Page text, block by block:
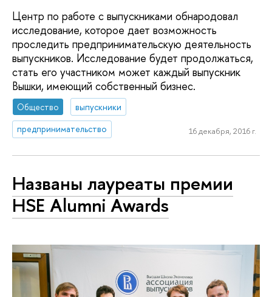
Центр по работе с выпускниками обнародовал
исследование, которое дает возможность
проследить предпринимательскую деятельность
выпускников. Исследование будет продолжаться,
стать его участником может каждый выпускник
Вышки, имеющий собственный бизнес.
Общество
выпускники
предпринимательство
16 декабря, 2016 г.
Названы лауреаты премии
HSE Alumni Awards